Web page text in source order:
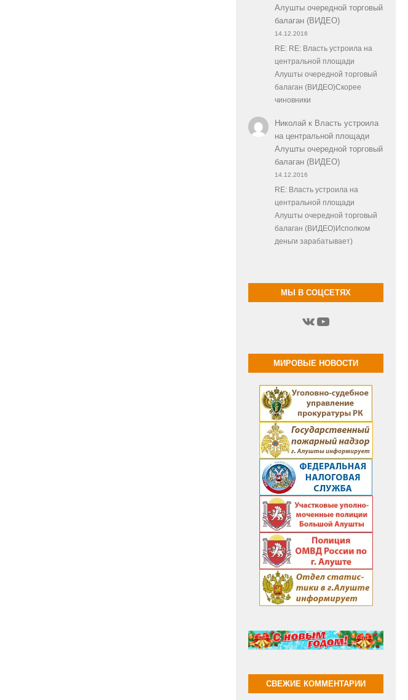
Алушты очередной торговый
балаган (ВИДЕО)
14.12.2016
RE: RE: Власть устроила на
центральной площади
Алушты очередной торговый
балаган (ВИДЕО)Скорее
чиновники
Николайк Власть устроила
на центральной площади
Алушты очередной торговый
балаган (ВИДЕО)
14.12.2016
RE: Власть устроила на
центральной площади
Алушты очередной торговый
балаган (ВИДЕО)Исполком
деньги зарабатывает)
МЫ В СОЦСЕТЯХ
ВКонтакте
YouTube
МИРОВЫЕ НОВОСТИ
СВЕЖИЕ КОММЕНТАРИИ